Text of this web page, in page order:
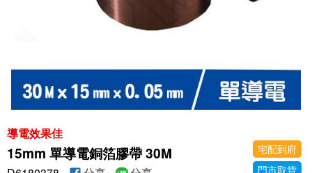
導電效果佳
15mm 單導電銅箔膠帶 30M
宅配到府
門市取貨